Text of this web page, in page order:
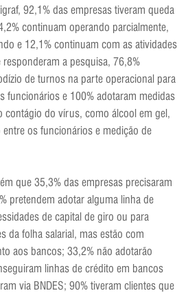
92,1% das empresas tiveram queda
continuam operando parcialmente,
e 12,1% continuam com as atividades
a pesquisa, 76,8%
de turnos na parte operacional para
funcionários e 100% adotaram medidas
contágio do vírus, como álcool em gel,
os funcionários e medição de
que 35,3% das empresas precisaram
pretendem adotar alguma linha de
de capital de giro ou para
da folha salarial, mas estão com
aos bancos; 33,2% não adotarão
linhas de crédito em bancos
via BNDES; 90% tiveram clientes que